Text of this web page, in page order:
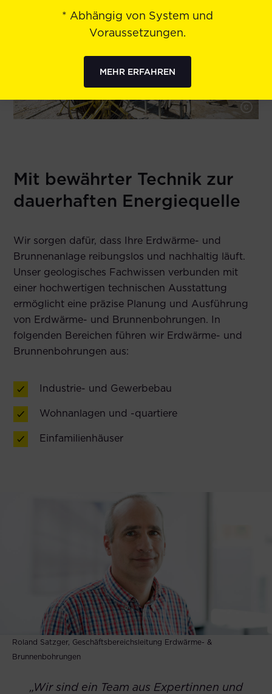
Mit bewährter Technik zur
dauerhaften Energiequelle
Wir sorgen dafür, dass Ihre Erdwärme- und
Brunnenanlage reibungslos und nachhaltig läuft.
Unser geologisches Fachwissen verbunden mit
einer hochwertigen technischen Ausstattung
ermöglicht eine präzise Planung und Ausführung
von Erdwärme- und Brunnenbohrungen. In
folgenden Bereichen führen wir Erdwärme- und
Brunnenbohrungen aus:
Industrie- und Gewerbebau
Wohnanlagen und -quartiere
Einfamilienhäuser
Roland Satzger, Geschäftsbereichsleitung Erdwärme- &
Brunnenbohrungen
„Wir sind ein Team aus Expertinnen und
* Abhängig von System und
Voraussetzungen.
MEHR ERFAHREN